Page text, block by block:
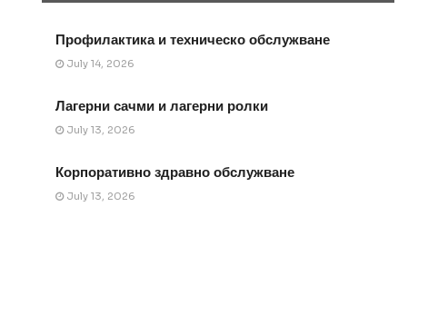
Профилактика и техническо обслужване
July 14, 2026
Лагерни сачми и лагерни ролки
July 13, 2026
Корпоративно здравно обслужване
July 13, 2026